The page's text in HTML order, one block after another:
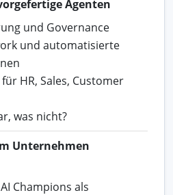
Agenten
und Governance
und automatisierte
HR, Sales, Customer
was nicht?
Unternehmen
Champions als